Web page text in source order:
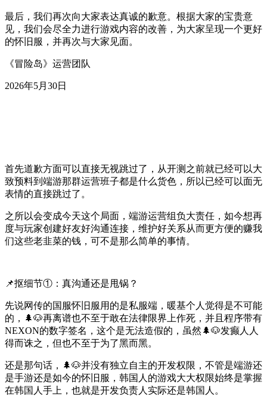
最后，我们再次向大家表达真诚的歉意。根据大家的宝贵意
见，我们会尽全力进行游戏内容的改善，为大家呈现一个更好
的怀旧服，并再次与大家见面。
《冒险岛》运营团队
2026年5月30日
首先道歉方面可以直接无视跳过了，从开测之前就已经可以大
致预料到端游那群运营班子都是什么货色，所以已经可以面无
表情的直接跳过了。
之所以会变成今天这个局面，端游运营组负大责任，如今想再
度与玩家创建好友好沟通连接，维护好关系从而更方便的赚我
们这些老韭菜的钱，可不是那么简单的事情。
📌抠细节①：真沟通还是甩锅？
先说网传的国服怀旧服用的是私服端，暖基个人觉得是不可能
的，🌲🐶再离谱也不至于敢在法律限界上作死，并且程序带有
NEXON的数字签名，这个是无法造假的，虽然🌲🐶发癫人人
得而诛之，但也不至于为了黑而黑。
还是那句话，🌲🐶并没有独立自主的开发权限，不管是端游还
是手游还是如今的怀旧服，韩国人的游戏大大权限始终是掌握
在韩国人手上，也就是开发负责人实际还是韩国人。